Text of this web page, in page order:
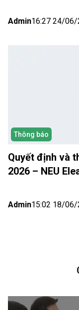
Admin16:27 24/06/
Thông báo
Quyết định và
2026 – NEU
Admin15:02 18/06/